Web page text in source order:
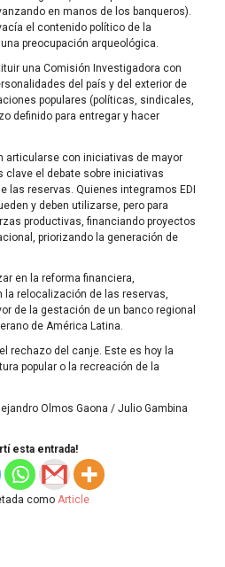
en manos de los banqueros).
el contenido político de la
preocupación arqueológica.
una Comisión Investigadora con
del país y del exterior de
populares (políticas, sindicales,
definido para entregar y hacer
articularse con iniciativas de mayor
clave el debate sobre iniciativas
las reservas. Quienes integramos EDI
y deben utilizarse, pero para
productivas, financiando proyectos
priorizando la generación de
en la reforma financiera,
la relocalización de las reservas,
de la gestación de un banco regional
de América Latina.
rechazo del canje. Este es hoy la
popular o la recreación de la
Olmos Gaona / Julio Gambina
esta entrada!
como Article